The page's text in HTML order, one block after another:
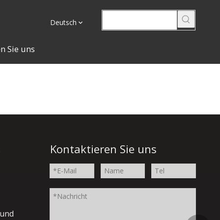
Sie uns
Deutsch
Kontaktieren Sie uns